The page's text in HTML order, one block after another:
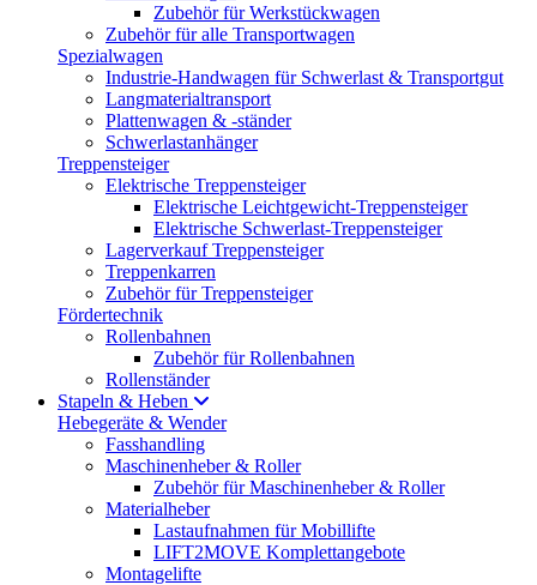
Zubehör für Werkstückwagen
Zubehör für alle Transportwagen
Spezialwagen
Industrie-Handwagen für Schwerlast & Transportgut
Langmaterialtransport
Plattenwagen & -ständer
Schwerlastanhänger
Treppensteiger
Elektrische Treppensteiger
Elektrische Leichtgewicht-Treppensteiger
Elektrische Schwerlast-Treppensteiger
Lagerverkauf Treppensteiger
Treppenkarren
Zubehör für Treppensteiger
Fördertechnik
Rollenbahnen
Zubehör für Rollenbahnen
Rollenständer
Stapeln & Heben
Hebegeräte & Wender
Fasshandling
Maschinenheber & Roller
Zubehör für Maschinenheber & Roller
Materialheber
Lastaufnahmen für Mobillifte
LIFT2MOVE Komplettangebote
Montagelifte